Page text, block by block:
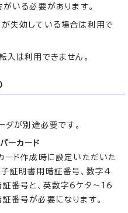
いる必要があります。
失効している場合は利用で
入は利用できません。
ダが別途必要です。
ーカード
ード作成時に設定いただいた
証明書用暗証番号、数字4
番号と、英数字6ケタ～16
番号が必要になります。